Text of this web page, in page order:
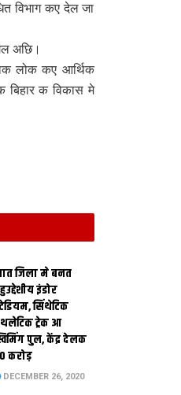
विभाग कए देल जा
अछि।
लोक कए आर्थिक
बिहार क विकास मे
जिला मे बनत
इंडोर
सिंथेटिक
ट्रेक आ
पुल, केंद्र देलक
करोड़
DECEMBER 26, 2020